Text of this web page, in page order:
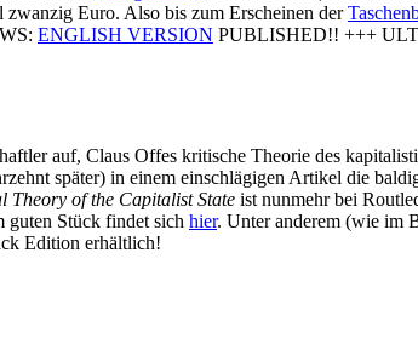
zwanzig Euro. Also bis zum Erscheinen der
ENGLISH VERSION PUBLISHED!! +++
auf, Claus Offes kritische Theorie des
später) in einem einschlägigen Artikel die
Theory of the Capitalist State ist nunmehr bei
guten Stück findet sich hier. Unter anderem (wie im
Edition erhältlich!